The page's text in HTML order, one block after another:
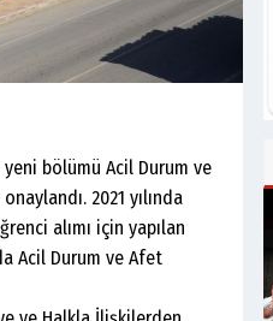
bölümü Acil Durum ve
2021 yılında
alımı için yapılan
Acil Durum ve Afet